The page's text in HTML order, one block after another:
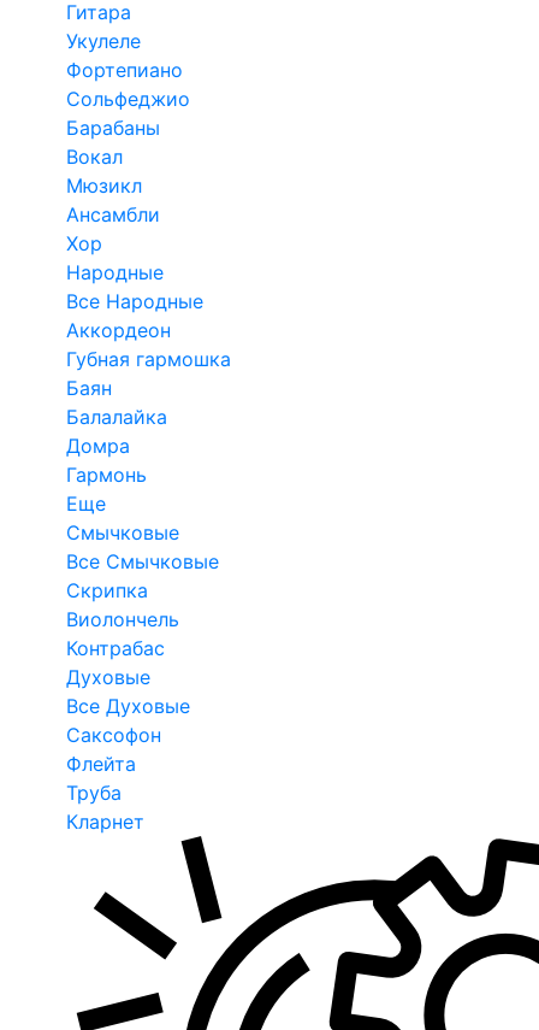
Гитара
Укулеле
Фортепиано
Сольфеджио
Барабаны
Вокал
Мюзикл
Ансамбли
Хор
Народные
Все Народные
Аккордеон
Губная гармошка
Баян
Балалайка
Домра
Гармонь
Еще
Смычковые
Все Смычковые
Скрипка
Виолончель
Контрабас
Духовые
Все Духовые
Саксофон
Флейта
Труба
Кларнет